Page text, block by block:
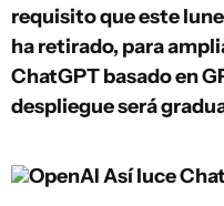
requisito que este
ha retirado, para
ChatGPT basado en
despliegue será
OpenAIAsí luce